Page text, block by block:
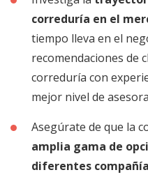
correduría en el
tiempo lleva en el
recomendaciones de
correduría con
mejor nivel de
Asegúrate de que la
amplia gama de
diferentes